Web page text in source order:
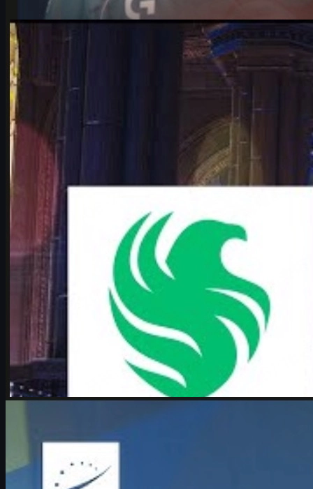
카운터 스트라이크 26월 17, 2026
IEM 쾰른 메이저 2026 플레이오프, Falcons vs
Vitality 완전 분석
IEM 쾰른 메이저 2026 플레이오프 최고의 빅매치 Falcons vs
Vitality. karrigan과 ropz의 운명 재회, 전력 비교, 맵 풀, 변수, CS2
스킨까지 한 번에 정리.
6월 17, 2026
제작:
Johnson
카운터 스트라이크 26월 17, 2026
Boombl4 인터뷰: 메이저 기적 run과 CS2에서의 두
IEM 쾰른 메이저 2026에서 기적의 플레이오프를 이끈 Boombl4